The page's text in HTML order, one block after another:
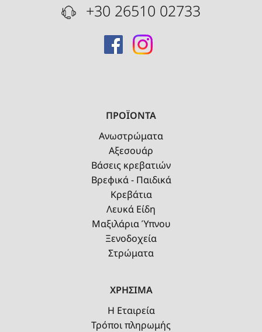
+30 26510 02733
ΠΡΟΪΟΝΤΑ
Ανωστρώματα
Αξεσουάρ
Βάσεις κρεβατιών
Βρεφικά - Παιδικά
Κρεβάτια
Λευκά Είδη
Μαξιλάρια Ύπνου
Ξενοδοχεία
Στρώματα
ΧΡΗΣΙΜΑ
Η Εταιρεία
Τρόποι πληρωμής